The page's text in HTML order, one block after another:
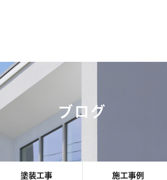
ブログ
塗装工事 施工事例